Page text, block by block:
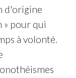
d'origine
» pour qui
à volonté.